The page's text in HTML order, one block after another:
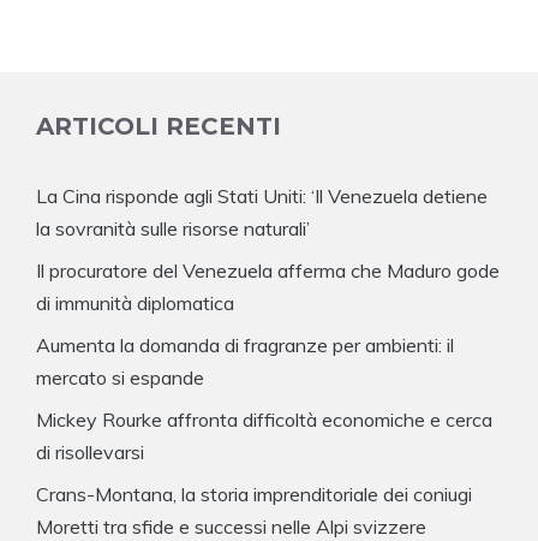
ARTICOLI RECENTI
La Cina risponde agli Stati Uniti: ‘Il Venezuela detiene
la sovranità sulle risorse naturali’
Il procuratore del Venezuela afferma che Maduro gode
di immunità diplomatica
Aumenta la domanda di fragranze per ambienti: il
mercato si espande
Mickey Rourke affronta difficoltà economiche e cerca
di risollevarsi
Crans-Montana, la storia imprenditoriale dei coniugi
Moretti tra sfide e successi nelle Alpi svizzere